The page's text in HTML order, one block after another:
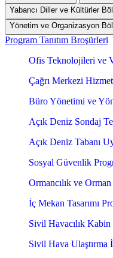
Yabancı Diller ve Kültürler
Yönetim ve Organizasyon
Program Tanıtım Broşürleri
Ofis Teknolojileri ve
Çağrı Merkezi
Büro Yönetimi ve
Açık Deniz Sondaj
Açık Deniz Tabanı
Sosyal Güvenlik
Ormancılık ve
İç Mekan Tasarımı
Sivil Havacılık
Sivil Hava Ulaştırma